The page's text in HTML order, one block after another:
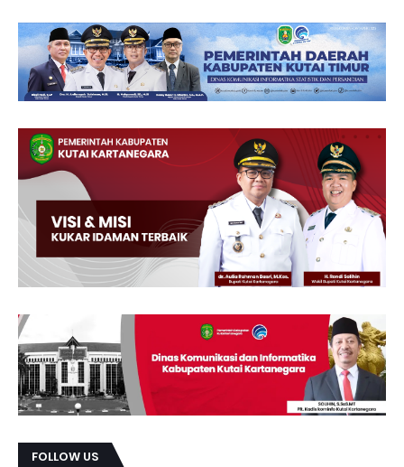
FOLLOW US